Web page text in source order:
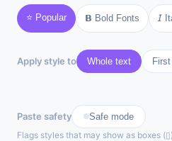
☾ text ☾ ⚜ text ⚜
♫ text ♫ ⚘ text ⚘
⭐ Popular 𝗕 Bold Fonts 𝘐
Apply style to Whole text
Paste safety
Safe mode
Flags styles that may show as boxes